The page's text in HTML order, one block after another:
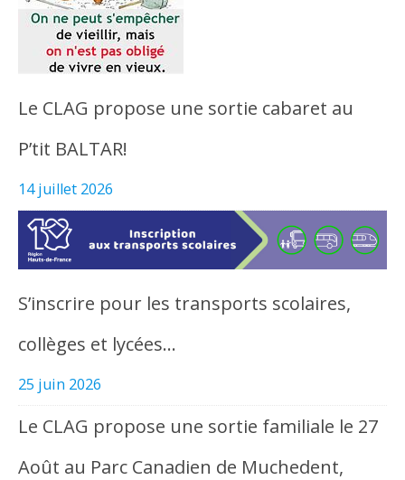
Le CLAG propose une sortie cabaret au
P’tit BALTAR!
14 juillet 2026
S’inscrire pour les transports scolaires,
collèges et lycées…
25 juin 2026
Le CLAG propose une sortie familiale le 27
Août au Parc Canadien de Muchedent,